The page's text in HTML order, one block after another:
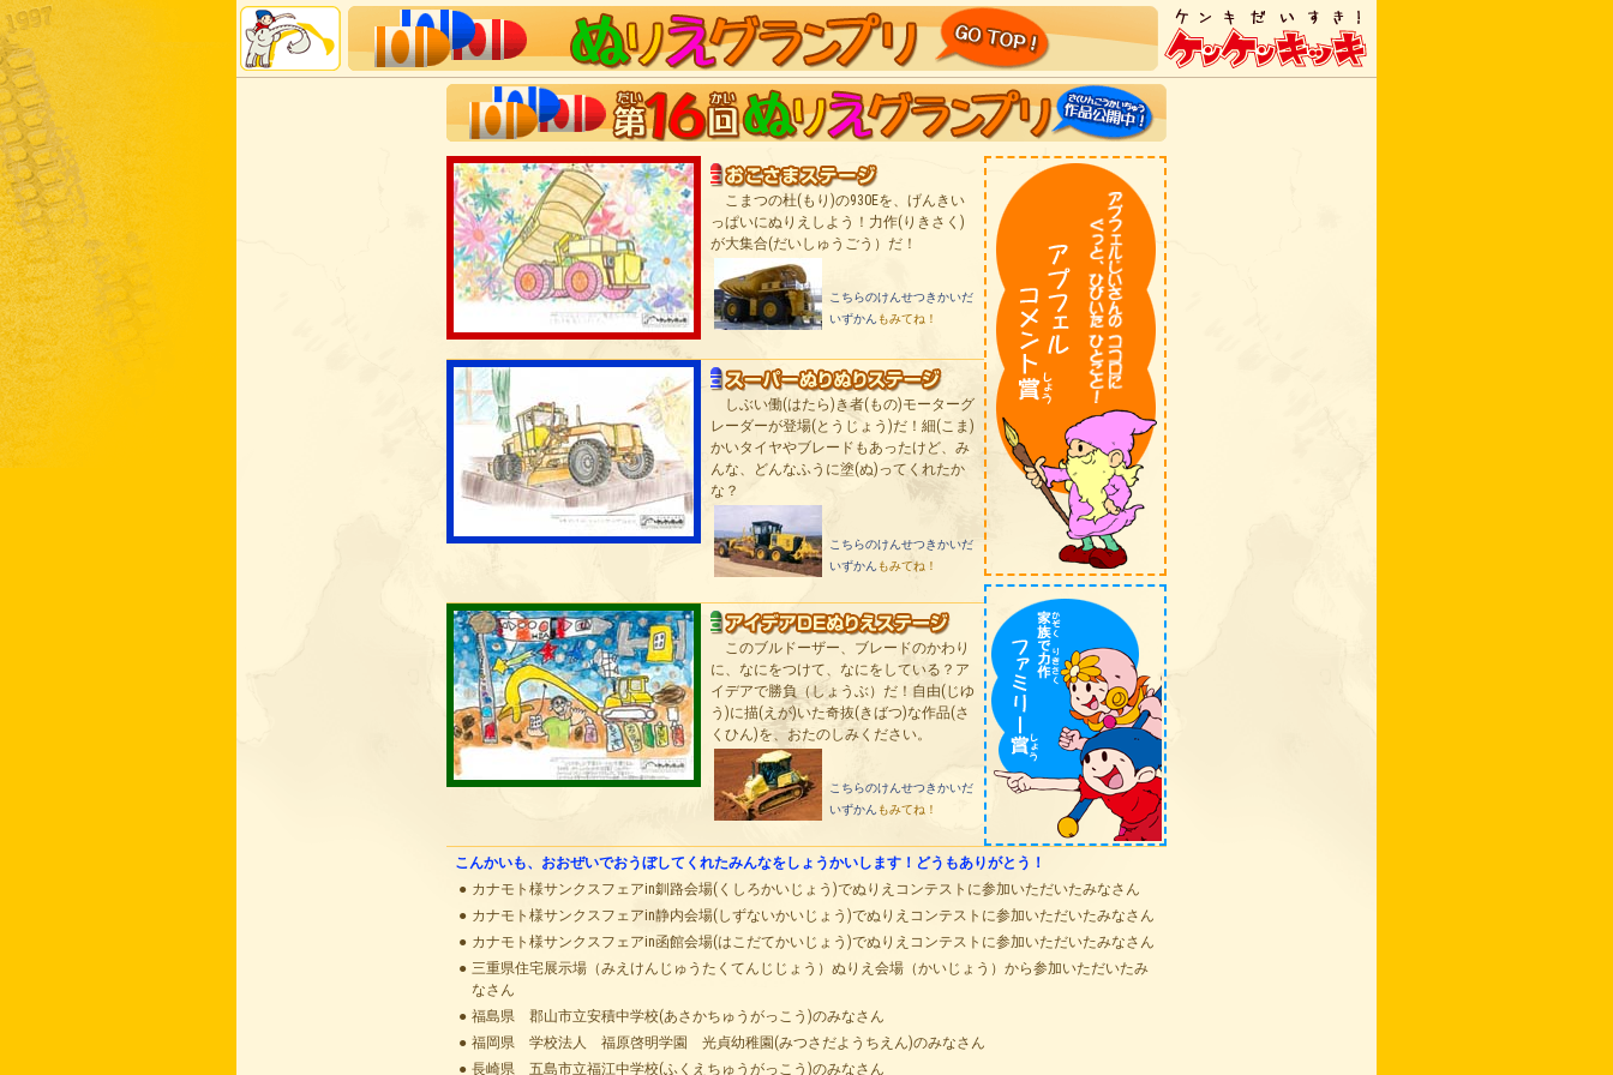
こまつの杜(もり)の930Eを、げんきい
っぱいにぬりえしよう！力作(りきさく)
が大集合(だいしゅうごう）だ！
こちらのけんせつきかいだ
いずかん もみてね！
しぶい働(はたら)き者(もの)モーターグ
レーダーが登場(とうじょう)だ！細(こま)
かいタイヤやブレードもあったけど、み
んな、どんなふうに塗(ぬ)ってくれたか
な？
こちらのけんせつきかいだ
いずかん もみてね！
このブルドーザー、ブレードのかわり
に、なにをつけて、なにをしている？ア
イデアで勝負（しょうぶ）だ！自由(じゆ
う)に描(えが)いた奇抜(きばつ)な作品(さ
くひん)を、おたのしみください。
こちらのけんせつきかいだ
いずかん もみてね！
こんかいも、おおぜいでおうぼしてくれたみんなをしょうかいします！どうもありがとう！
● カナモト様サンクスフェアin釧路会場(くしろかいじょう)でぬりえコンテストに参加いただいたみなさん
● カナモト様サンクスフェアin静内会場(しずないかいじょう)でぬりえコンテストに参加いただいたみなさん
● カナモト様サンクスフェアin函館会場(はこだてかいじょう)でぬりえコンテストに参加いただいたみなさん
● 三重県住宅展示場（みえけんじゅうたくてんじじょう）ぬりえ会場（かいじょう）から参加いただいたみ
なさん
● 福島県 郡山市立安積中学校(あさかちゅうがっこう)のみなさん
● 福岡県 学校法人 福原啓明学園 光貞幼稚園(みつさだようちえん)のみなさん
● 長崎県 五島市立福江中学校(ふくえちゅうがっこう)のみなさん